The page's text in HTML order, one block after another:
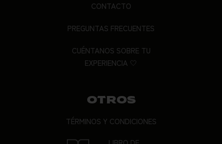
CONTACTO
PREGUNTAS FRECUENTES
CUÉNTANOS SOBRE TU
EXPERIENCIA 🤍
OTROS
TÉRMINOS Y CONDICIONES